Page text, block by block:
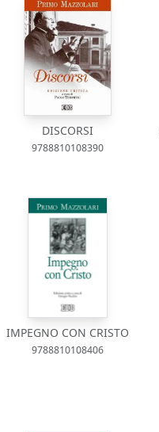
DISCORSI
9788810108390
IMPEGNO CON CRISTO
9788810108406